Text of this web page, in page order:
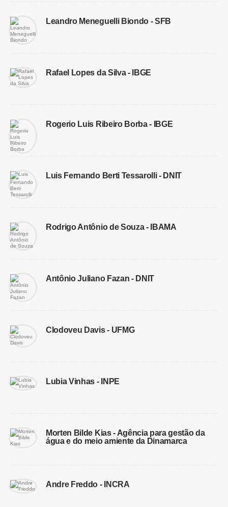
Leandro Meneguelli Biondo - SFB
Rafael Lopes da Silva - IBGE
Rogerio Luis Ribeiro Borba - IBGE
Luis Fernando Berti Tessarolli - DNIT
Rodrigo Antônio de Souza - IBAMA
Antônio Juliano Fazan - DNIT
Clodoveu Davis - UFMG
Lubia Vinhas - INPE
Morten Bilde Kias - Agência para gestão da
água e do meio amiente da Dinamarca
Andre Freddo - INCRA